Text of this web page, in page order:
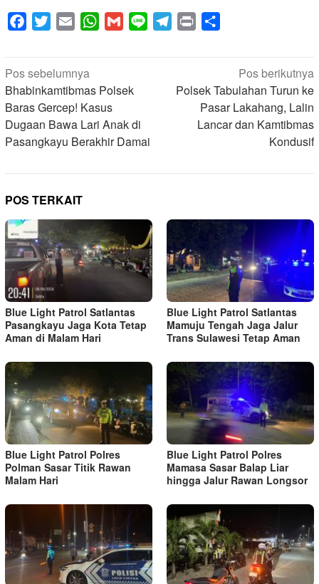
Facebook
Twitter Email WhatsApp
Gmail Line Telegram
Print
Navigasi
pos
Pos sebelumnya
Bhabinkamtibmas Polsek
Baras Gercep! Kasus
Dugaan Bawa Lari Anak di
Pasangkayu Berakhir Damai
Pos berikutnya
Polsek Tabulahan Turun ke
Pasar Lakahang, Lalin
Lancar dan Kamtibmas
Kondusif
POS TERKAIT
Blue Light Patrol Satlantas
Pasangkayu Jaga Kota Tetap
Aman di Malam Hari
Blue Light Patrol Satlantas
Mamuju Tengah Jaga Jalur
Trans Sulawesi Tetap Aman
Blue Light Patrol Polres
Polman Sasar Titik Rawan
Malam Hari
Blue Light Patrol Polres
Mamasa Sasar Balap Liar
hingga Jalur Rawan Longsor